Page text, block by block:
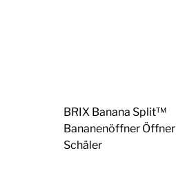
BRIX Banana Split™
Bananenöffner Öffner
Schäler